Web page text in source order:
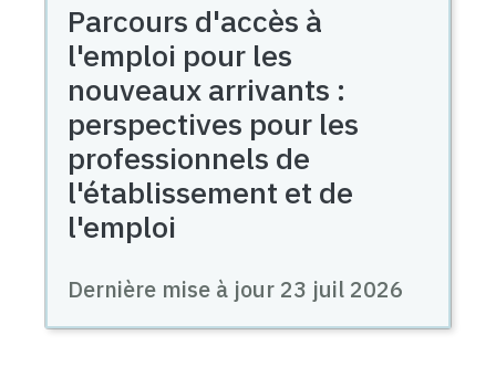
Parcours d'accès à
l'emploi pour les
nouveaux arrivants :
perspectives pour les
professionnels de
l'établissement et de
l'emploi
Dernière mise à jour 23 juil 2026